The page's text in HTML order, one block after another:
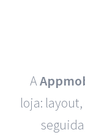
A
loja: